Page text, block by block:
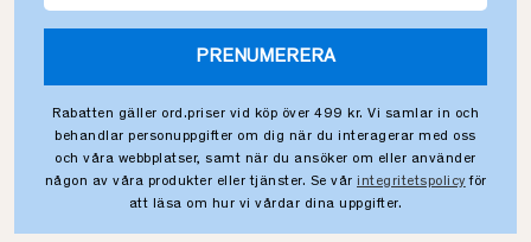
PRENUMERERA
Rabatten gäller ord.priser vid köp över 499 kr. Vi samlar in och
behandlar personuppgifter om dig när du interagerar med oss
och våra webbplatser, samt när du ansöker om eller använder
någon av våra produkter eller tjänster. Se vår integritetspolicy för
att läsa om hur vi vårdar dina uppgifter.